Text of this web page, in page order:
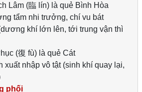
Lâm (臨 lín) là quẻ Bình Hòa
tẩm nhi trưởng, chí vu bát
khí lớn lên, tới trung vận thì
(復 fù) là quẻ Cát
xuất nhập vô tật (sinh khí quay lại,
phối